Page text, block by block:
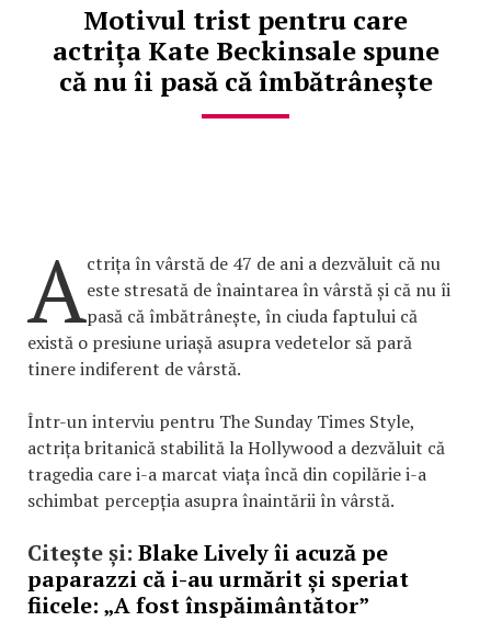
Motivul trist pentru care
actrița Kate Beckinsale spune
că nu îi pasă că îmbătrânește
Actrița în vârstă de 47 de ani a dezvăluit că nu
este stresată de înaintarea în vârstă și că nu îi
pasă că îmbătrânește, în ciuda faptului că
există o presiune uriașă asupra vedetelor să pară
tinere indiferent de vârstă.
Într-un interviu pentru The Sunday Times Style,
actrița britanică stabilită la Hollywood a dezvăluit că
tragedia care i-a marcat viața încă din copilărie i-a
schimbat percepția asupra înaintării în vârstă.
Citește și: Blake Lively îi acuză pe
paparazzi că i-au urmărit și speriat
fiicele: „A fost înspăimântător”